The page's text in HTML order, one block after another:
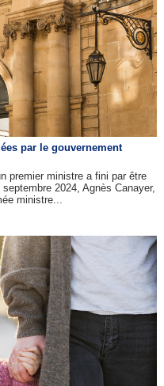
par le gouvernement
premier ministre a fini par être
2024, Agnès Canayer,
ministre...